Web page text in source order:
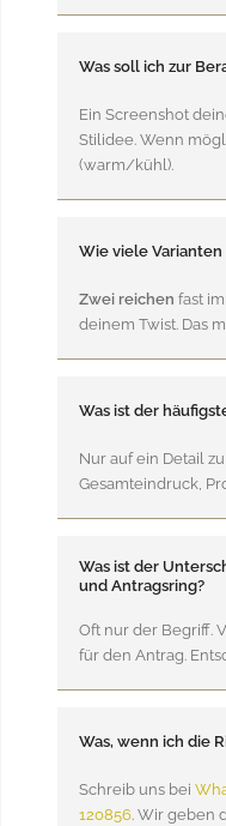
Was soll ich zur
Ein Screenshot
Stilidee. Wenn
(warm/kühl).
Wie viele
Zwei reichen fast
deinem Twist. Das
Was ist der
Nur auf ein Detail
Gesamteindruck,
Was ist der
und Antragsring?
Oft nur der Begriff.
für den Antrag.
Was, wenn ich die
Schreib uns bei
120856. Wir geben